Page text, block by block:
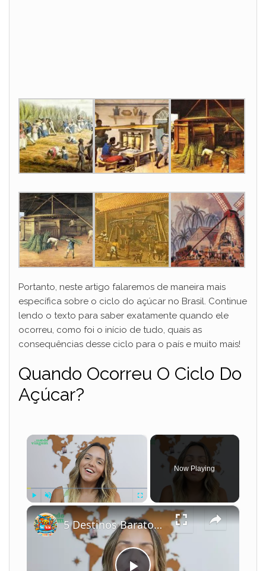
Portanto, neste artigo falaremos de maneira mais
específica sobre o ciclo do açúcar no Brasil. Continue
lendo o texto para saber exatamente quando ele
ocorreu, como foi o início de tudo, quais as
consequências desse ciclo para o país e muito mais!
Quando Ocorreu O Ciclo Do
Açúcar?
×
Fullscreen
Now Playing
×
5 Destinos Baratos no Brasil Para Conhecer e Amar!